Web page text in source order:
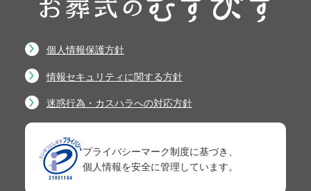
個人情報保護方針
情報セキュリティに関する方針
迷惑行為・カスハラへの対応方針
プライバシーマーク制度に基づき、
個人情報を安全に管理しています。